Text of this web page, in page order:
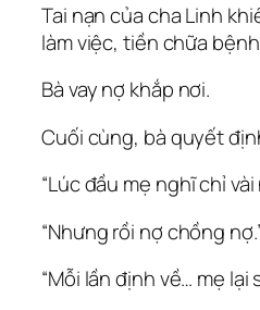
Tai nạn của cha Linh
làm việc, tiền chữa
Bà vay nợ khắp nơi.
Cuối cùng, bà quyết
“Lúc đầu mẹ nghĩ chỉ vài
“Nhưng rồi nợ chồng
“Mỗi lần định về… mẹ lại